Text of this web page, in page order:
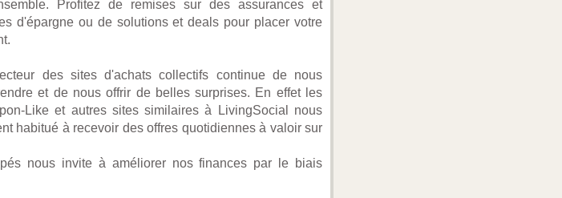
Profitez de remises sur des assurances et
d'épargne ou de solutions et deals pour placer votre
des sites d'achats collectifs continue de nous
et de nous offrir de belles surprises. En effet les
Like et autres sites similaires à LivingSocial nous
habitué à recevoir des offres quotidiennes à valoir sur
nous invite à améliorer nos finances par le biais